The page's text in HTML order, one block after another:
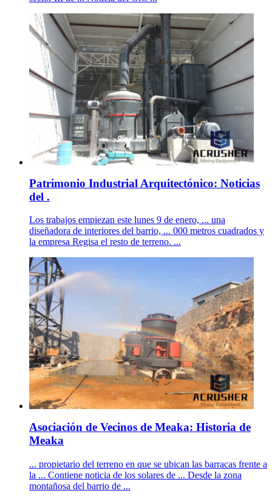
Patrimonio Industrial Arquitectónico: Noticias
del .
Los trabajos empiezan este lunes 9 de enero, ... una
diseñadora de interiores del barrio, ... 000 metros cuadrados y
la empresa Regisa el resto de terreno. ...
Asociación de Vecinos de Meaka: Historia de
Meaka
... propietario del terreno en que se ubican las barracas frente a
la ... Contiene noticia de los solares de ... Desde la zona
montañosa del barrio de ...